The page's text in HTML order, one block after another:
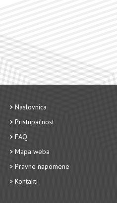
Naslovnica
Pristupačnost
FAQ
Mapa weba
Pravne napomene
Kontakti